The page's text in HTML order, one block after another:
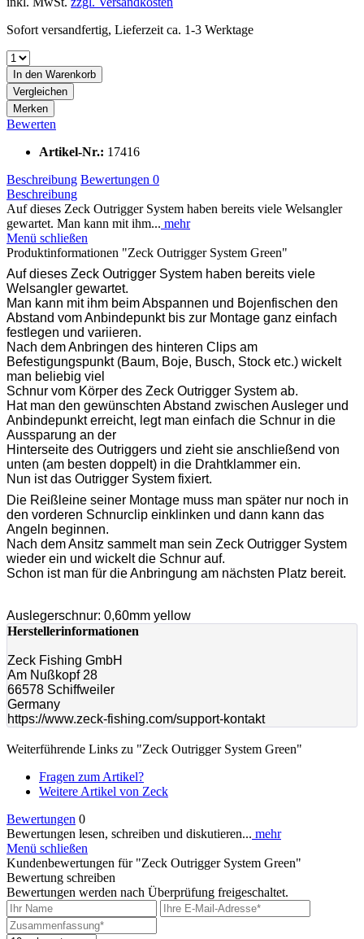
Sofort versandfertig, Lieferzeit ca. 1-3 Werktage
In den Warenkorb
Vergleichen
Merken
Bewerten
Artikel-Nr.: 17416
Beschreibung Bewertungen 0
Beschreibung
Auf dieses Zeck Outrigger System haben bereits viele Welsangler
gewartet. Man kann mit ihm... mehr
Menü schließen
Produktinformationen "Zeck Outrigger System Green"
Auf dieses Zeck Outrigger System haben bereits viele
Welsangler gewartet.
Man kann mit ihm beim Abspannen und Bojenfischen den
Abstand vom Anbindepunkt bis zur Montage ganz einfach
festlegen und variieren.
Nach dem Anbringen des hinteren Clips am
Befestigungspunkt (Baum, Boje, Busch, Stock etc.) wickelt
man beliebig viel
Schnur vom Körper des Zeck Outrigger System ab.
Hat man den gewünschten Abstand zwischen Ausleger und
Anbindepunkt erreicht, legt man einfach die Schnur in die
Aussparung an der
Hinterseite des Outriggers und zieht sie anschließend von
unten (am besten doppelt) in die Drahtklammer ein.
Nun ist das Outrigger System fixiert.
Die Reißleine seiner Montage muss man später nur noch in
den vorderen Schnurclip einklinken und dann kann das
Angeln beginnen.
Nach dem Ansitz sammelt man sein Zeck Outrigger System
wieder ein und wickelt die Schnur auf.
Schon ist man für die Anbringung am nächsten Platz bereit.
Auslegerschnur: 0,60mm yellow
Herstellerinformationen
Zeck Fishing GmbH
Am Nußkopf 28
66578 Schiffweiler
Germany
https://www.zeck-fishing.com/support-kontakt
Weiterführende Links zu "Zeck Outrigger System Green"
Fragen zum Artikel?
Weitere Artikel von Zeck
Bewertungen 0
Bewertungen lesen, schreiben und diskutieren... mehr
Menü schließen
Kundenbewertungen für "Zeck Outrigger System Green"
Bewertung schreiben
Bewertungen werden nach Überprüfung freigeschaltet.